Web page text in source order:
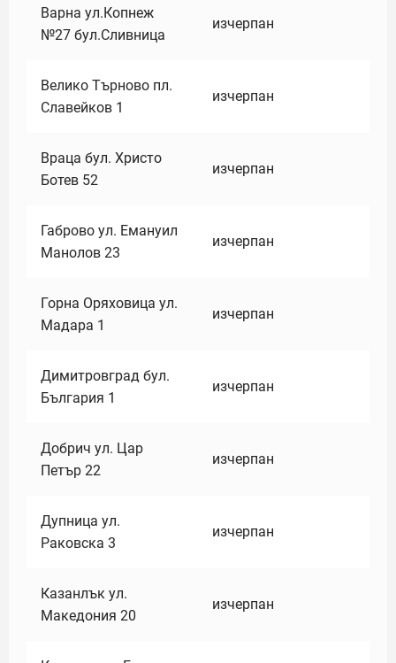
Варна ул.Копнеж
№27 бул.Сливница
изчерпан
Велико Търново пл.
Славейков 1
изчерпан
Враца бул. Христо
Ботев 52
изчерпан
Габрово ул. Емануил
Манолов 23
изчерпан
Горна Оряховица ул.
Мадара 1
изчерпан
Димитровград бул.
България 1
изчерпан
Добрич ул. Цар
Петър 22
изчерпан
Дупница ул.
Раковска 3
изчерпан
Казанлък ул.
Македония 20
изчерпан